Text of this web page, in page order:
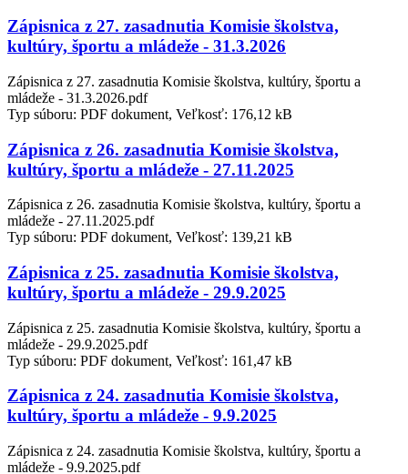
Zápisnica z 27. zasadnutia Komisie školstva,
kultúry, športu a mládeže - 31.3.2026
Zápisnica z 27. zasadnutia Komisie školstva, kultúry, športu a
mládeže - 31.3.2026.pdf
Typ súboru: PDF dokument, Veľkosť: 176,12 kB
Zápisnica z 26. zasadnutia Komisie školstva,
kultúry, športu a mládeže - 27.11.2025
Zápisnica z 26. zasadnutia Komisie školstva, kultúry, športu a
mládeže - 27.11.2025.pdf
Typ súboru: PDF dokument, Veľkosť: 139,21 kB
Zápisnica z 25. zasadnutia Komisie školstva,
kultúry, športu a mládeže - 29.9.2025
Zápisnica z 25. zasadnutia Komisie školstva, kultúry, športu a
mládeže - 29.9.2025.pdf
Typ súboru: PDF dokument, Veľkosť: 161,47 kB
Zápisnica z 24. zasadnutia Komisie školstva,
kultúry, športu a mládeže - 9.9.2025
Zápisnica z 24. zasadnutia Komisie školstva, kultúry, športu a
mládeže - 9.9.2025.pdf